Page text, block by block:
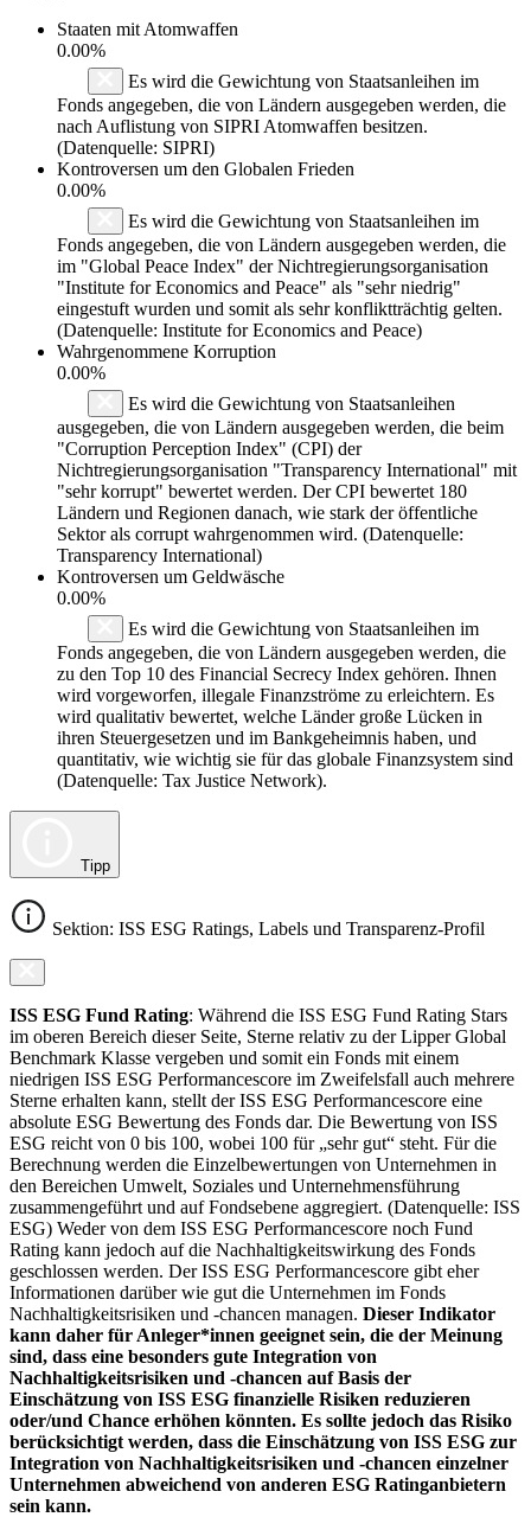
Staaten mit Atomwaffen
0.00%
Es wird die Gewichtung von Staatsanleihen im
Fonds angegeben, die von Ländern ausgegeben werden, die
nach Auflistung von SIPRI Atomwaffen besitzen.
(Datenquelle: SIPRI)
Kontroversen um den Globalen Frieden
0.00%
Es wird die Gewichtung von Staatsanleihen im
Fonds angegeben, die von Ländern ausgegeben werden, die
im "Global Peace Index" der Nichtregierungsorganisation
"Institute for Economics and Peace" als "sehr niedrig"
eingestuft wurden und somit als sehr konfliktträchtig gelten.
(Datenquelle: Institute for Economics and Peace)
Wahrgenommene Korruption
0.00%
Es wird die Gewichtung von Staatsanleihen
ausgegeben, die von Ländern ausgegeben werden, die beim
"Corruption Perception Index" (CPI) der
Nichtregierungsorganisation "Transparency International" mit
"sehr korrupt" bewertet werden. Der CPI bewertet 180
Ländern und Regionen danach, wie stark der öffentliche
Sektor als corrupt wahrgenommen wird. (Datenquelle:
Transparency International)
Kontroversen um Geldwäsche
0.00%
Es wird die Gewichtung von Staatsanleihen im
Fonds angegeben, die von Ländern ausgegeben werden, die
zu den Top 10 des Financial Secrecy Index gehören. Ihnen
wird vorgeworfen, illegale Finanzströme zu erleichtern. Es
wird qualitativ bewertet, welche Länder große Lücken in
ihren Steuergesetzen und im Bankgeheimnis haben, und
quantitativ, wie wichtig sie für das globale Finanzsystem sind
(Datenquelle: Tax Justice Network).
Tipp
Sektion: ISS ESG Ratings, Labels und Transparenz-Profil
ISS ESG Fund Rating: Während die ISS ESG Fund Rating Stars
im oberen Bereich dieser Seite, Sterne relativ zu der Lipper Global
Benchmark Klasse vergeben und somit ein Fonds mit einem
niedrigen ISS ESG Performancescore im Zweifelsfall auch mehrere
Sterne erhalten kann, stellt der ISS ESG Performancescore eine
absolute ESG Bewertung des Fonds dar. Die Bewertung von ISS
ESG reicht von 0 bis 100, wobei 100 für „sehr gut“ steht. Für die
Berechnung werden die Einzelbewertungen von Unternehmen in
den Bereichen Umwelt, Soziales und Unternehmensführung
zusammengeführt und auf Fondsebene aggregiert. (Datenquelle: ISS
ESG) Weder von dem ISS ESG Performancescore noch Fund
Rating kann jedoch auf die Nachhaltigkeitswirkung des Fonds
geschlossen werden. Der ISS ESG Performancescore gibt eher
Informationen darüber wie gut die Unternehmen im Fonds
Nachhaltigkeitsrisiken und -chancen managen. Dieser Indikator
kann daher für Anleger*innen geeignet sein, die der Meinung
sind, dass eine besonders gute Integration von
Nachhaltigkeitsrisiken und -chancen auf Basis der
Einschätzung von ISS ESG finanzielle Risiken reduzieren
oder/und Chance erhöhen könnten. Es sollte jedoch das Risiko
berücksichtigt werden, dass die Einschätzung von ISS ESG zur
Integration von Nachhaltigkeitsrisiken und -chancen einzelner
Unternehmen abweichend von anderen ESG Ratinganbietern
sein kann.